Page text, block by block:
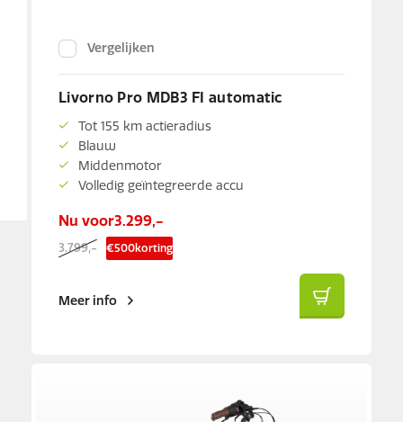
Vergelijken
Livorno Pro MDB3 FI automatic
Tot 155 km actieradius
Blauw
Middenmotor
Volledig geïntegreerde accu
Nu voor3.299,-
3.799,- €500korting
Meer info